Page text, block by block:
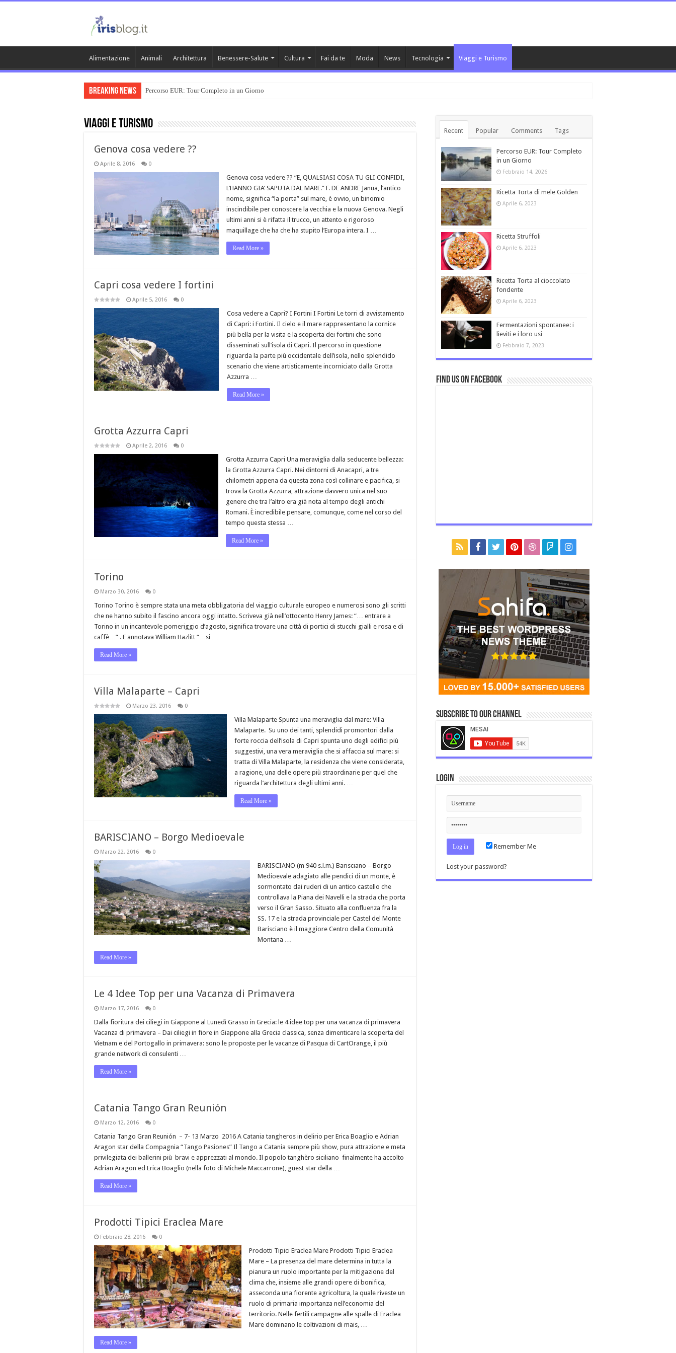
Alimentazione Animali Architettura Benessere-Salute Cultura Fai da te Moda News Tecnologia Viaggi e Turismo
Breaking News Percorso EUR: Tour Completo in un Giorno
Viaggi e Turismo
Genova cosa vedere ??
Aprile 8, 2016 0
Genova cosa vedere ?? “E, QUALSIASI COSA TU GLI CONFIDI,
L’HANNO GIA’ SAPUTA DAL MARE.” F. DE ANDRE Janua, l’antico
nome, significa “la porta” sul mare, è ovvio, un binomio
inscindibile per conoscere la vecchia e la nuova Genova. Negli
ultimi anni si è rifatta il trucco, un attento e rigoroso
maquillage che ha che ha stupito l’Europa intera. I …
Read More »
Capri cosa vedere I fortini
Aprile 5, 2016 0
Cosa vedere a Capri? I Fortini I Fortini Le torri di avvistamento
di Capri: i Fortini. Il cielo e il mare rappresentano la cornice
più bella per la visita e la scoperta dei fortini che sono
disseminati sull’isola di Capri. Il percorso in questione
riguarda la parte più occidentale dell’isola, nello splendido
scenario che viene artisticamente incorniciato dalla Grotta
Azzurra …
Read More »
Grotta Azzurra Capri
Aprile 2, 2016 0
Grotta Azzurra Capri Una meraviglia dalla seducente bellezza:
la Grotta Azzurra Capri. Nei dintorni di Anacapri, a tre
chilometri appena da questa zona così collinare e pacifica, si
trova la Grotta Azzurra, attrazione davvero unica nel suo
genere che tra l’altro era già nota al tempo degli antichi
Romani. È incredibile pensare, comunque, come nel corso del
tempo questa stessa …
Read More »
Torino
Marzo 30, 2016 0
Torino Torino è sempre stata una meta obbligatoria del viaggio culturale europeo e numerosi sono gli scritti
che ne hanno subito il fascino ancora oggi intatto. Scriveva già nell’ottocento Henry James: “… entrare a
Torino in un incantevole pomeriggio d’agosto, significa trovare una città di portici di stucchi gialli e rosa e di
caffè…” . E annotava William Hazlitt “…si …
Read More »
Villa Malaparte – Capri
Marzo 23, 2016 0
Villa Malaparte Spunta una meraviglia dal mare: Villa
Malaparte. Su uno dei tanti, splendidi promontori dalla
forte roccia dell’isola di Capri spunta uno degli edifici più
suggestivi, una vera meraviglia che si affaccia sul mare: si
tratta di Villa Malaparte, la residenza che viene considerata,
a ragione, una delle opere più straordinarie per quel che
riguarda l’architettura degli ultimi anni. …
Read More »
BARISCIANO – Borgo Medioevale
Marzo 22, 2016 0
BARISCIANO (m 940 s.l.m.) Barisciano – Borgo
Medioevale adagiato alle pendici di un monte, è
sormontato dai ruderi di un antico castello che
controllava la Piana dei Navelli e la strada che porta
verso il Gran Sasso. Situato alla confluenza fra la
SS. 17 e la strada provinciale per Castel del Monte
Barisciano è il maggiore Centro della Comunità
Montana …
Read More »
Le 4 Idee Top per una Vacanza di Primavera
Marzo 17, 2016 0
Dalla fioritura dei ciliegi in Giappone al Lunedì Grasso in Grecia: le 4 idee top per una vacanza di primavera
Vacanza di primavera – Dai ciliegi in fiore in Giappone alla Grecia classica, senza dimenticare la scoperta del
Vietnam e del Portogallo in primavera: sono le proposte per le vacanze di Pasqua di CartOrange, il più
grande network di consulenti …
Read More »
Catania Tango Gran Reunión
Marzo 12, 2016 0
Catania Tango Gran Reunión – 7- 13 Marzo 2016 A Catania tangheros in delirio per Erica Boaglio e Adrian
Aragon star della Compagnia “Tango Pasiones” Il Tango a Catania sempre più show, pura attrazione e meta
privilegiata dei ballerini più bravi e apprezzati al mondo. Il popolo tanghèro siciliano finalmente ha accolto
Adrian Aragon ed Erica Boaglio (nella foto di Michele Maccarrone), guest star della …
Read More »
Prodotti Tipici Eraclea Mare
Febbraio 28, 2016 0
Prodotti Tipici Eraclea Mare Prodotti Tipici Eraclea
Mare – La presenza del mare determina in tutta la
pianura un ruolo importante per la mitigazione del
clima che, insieme alle grandi opere di bonifica,
asseconda una fiorente agricoltura, la quale riveste un
ruolo di primaria importanza nell’economia del
territorio. Nelle fertili campagne alle spalle di Eraclea
Mare dominano le coltivazioni di mais, …
Read More »
Recent Popular Comments Tags
Percorso EUR: Tour Completo
in un Giorno
Febbraio 14, 2026
Ricetta Torta di mele Golden
Aprile 6, 2023
Ricetta Struffoli
Aprile 6, 2023
Ricetta Torta al cioccolato
fondente
Aprile 6, 2023
Fermentazioni spontanee: i
lieviti e i loro usi
Febbraio 7, 2023
Find us on Facebook
Subscribe to our Channel
Login
Remember Me
Lost your password?